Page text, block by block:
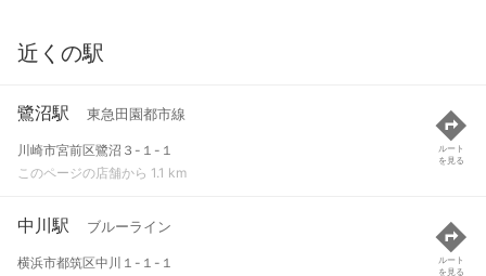
近くの駅
鷺沼駅 東急田園都市線
川崎市宮前区鷺沼３-１-１
このページの店舗から 1.1 km
ルート
を見る
中川駅 ブルーライン
横浜市都筑区中川１-１-１
ルート
を見る